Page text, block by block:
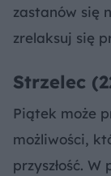
zastanów się
zrelaksuj się
Strzelec
Piątek może
możliwości,
przyszłość.